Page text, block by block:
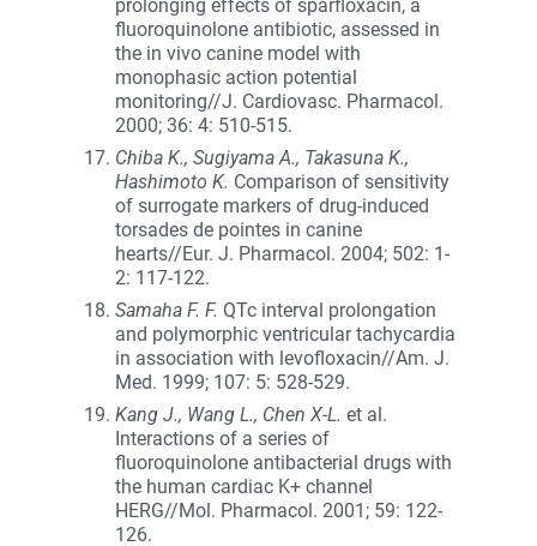
prolonging effects of sparfloxacin, a
fluoroquinolone antibiotic, assessed in
the in vivo canine model with
monophasic action potential
monitoring//J. Cardiovasc. Pharmacol.
2000; 36: 4: 510-515.
Chiba K., Sugiyama A., Takasuna K.,
Hashimoto K. Comparison of sensitivity
of surrogate markers of drug-induced
torsades de pointes in canine
hearts//Eur. J. Pharmacol. 2004; 502: 1-
2: 117-122.
Samaha F. F. QTc interval prolongation
and polymorphic ventricular tachycardia
in association with levofloxacin//Am. J.
Med. 1999; 107: 5: 528-529.
Kang J., Wang L., Chen X-L. et al.
Interactions of a series of
fluoroquinolone antibacterial drugs with
the human cardiac K+ channel
HERG//Mol. Pharmacol. 2001; 59: 122-
126.